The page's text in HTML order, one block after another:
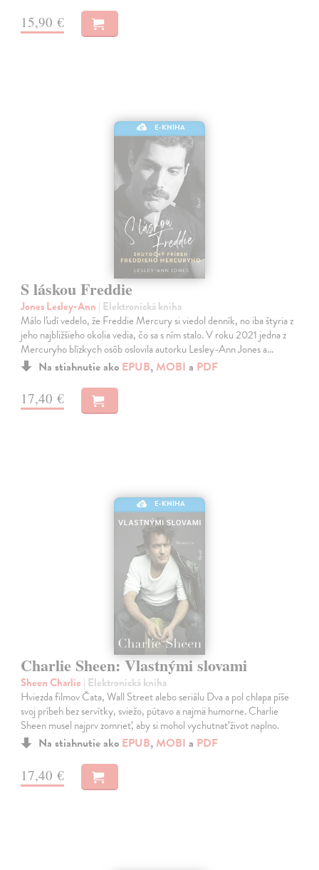
15,90 €
E-KNIHA
S láskou Freddie
Jones Lesley-Ann | Elektronická kniha
Málo ľudí vedelo, že Freddie Mercury si viedol denník, no iba štyria z
jeho najbližšieho okolia vedia, čo sa s ním stalo. V roku 2021 jedna z
Mercuryho blízkych osôb oslovila autorku Lesley-Ann Jones a…
Na stiahnutie ako EPUB, MOBI a PDF
17,40 €
E-KNIHA
Charlie Sheen: Vlastnými slovami
Sheen Charlie | Elektronická kniha
Hviezda filmov Čata, Wall Street alebo seriálu Dva a pol chlapa píše
svoj príbeh bez servítky, sviežo, pútavo a najmä humorne. Charlie
Sheen musel najprv zomrieť, aby si mohol vychutnať život naplno.
Na stiahnutie ako EPUB, MOBI a PDF
17,40 €